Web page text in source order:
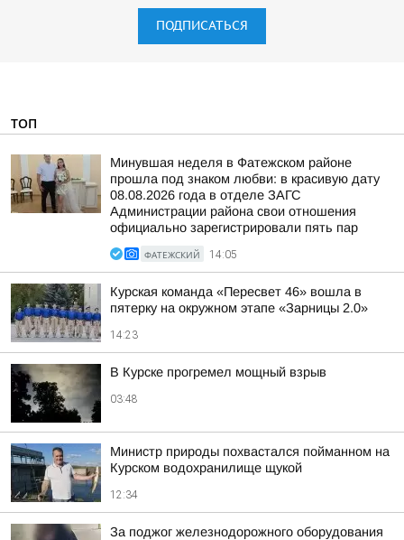
ПОДПИСАТЬСЯ
ТОП
Минувшая неделя в Фатежском районе
прошла под знаком любви: в красивую дату
08.08.2026 года в отделе ЗАГС
Администрации района свои отношения
официально зарегистрировали пять пар
ФАТЕЖСКИЙ 14:05
Курская команда «Пересвет 46» вошла в
пятерку на окружном этапе «Зарницы 2.0»
14:23
В Курске прогремел мощный взрыв
03:48
Министр природы похвастался пойманном на
Курском водохранилище щукой
12:34
За поджог железнодорожного оборудования